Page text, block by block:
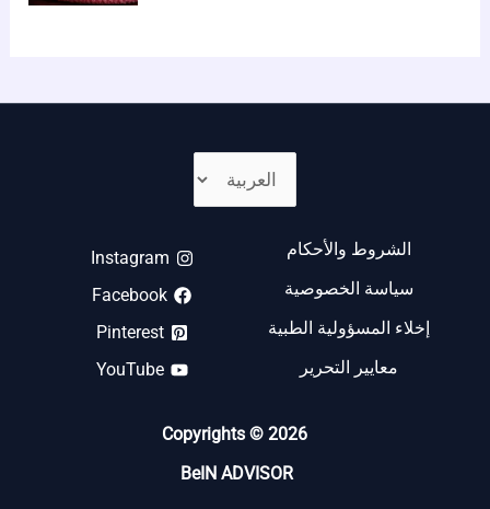
الشروط والأحكام
سياسة الخصوصية
إخلاء المسؤولية الطبية
معايير التحرير
Instagram
Facebook
Pinterest
YouTube
Copyrights © 2026
BeIN ADVISOR